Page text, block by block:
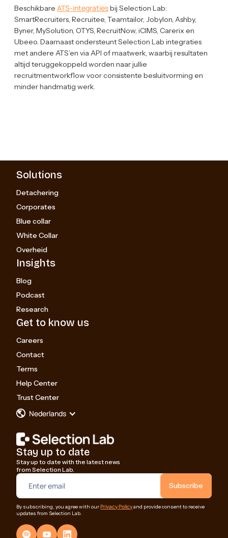
Beschikbare ATS-integratiesbij Selection Lab:
SmartRecruiters, Recruitee, Teamtailor, Jobylon, Ashby,
Byner, MySolution, OTYS, RecruitNow, iCIMS, Carerix en
Ubeeo. Daarnaast ondersteunt Selection Lab integraties
met andere ATS’en via API of maatwerk, waarbij resultaten
altijd teruggekoppeld worden naar jullie
recruitmentworkflow voor consistente besluitvorming en
minder handmatig werk.
Stay up to date
Stay up to date with the latest news
from Selection Lab.
By subscribing, you agree with ourPrivacy Policyand provide consent to receive
updates from Selection Lab.
Solutions
Detachering
Corporates
Blue collar
White Collar
Overheid
Insights
Blog
Podcast
Research
Get to know us
Careers
Contact
Terms
Help Center
Trust Center
Nederlands